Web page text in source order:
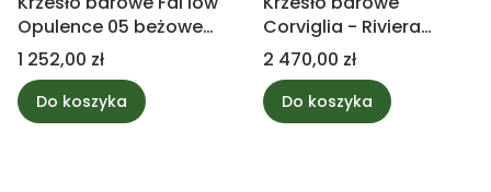
Opulence 05 beżowe
PTMD Collection
Cena
1 252,00 zł
Do koszyka
Corviglia - Riviera
Maison
Cena
2 470,00 zł
Do koszyka